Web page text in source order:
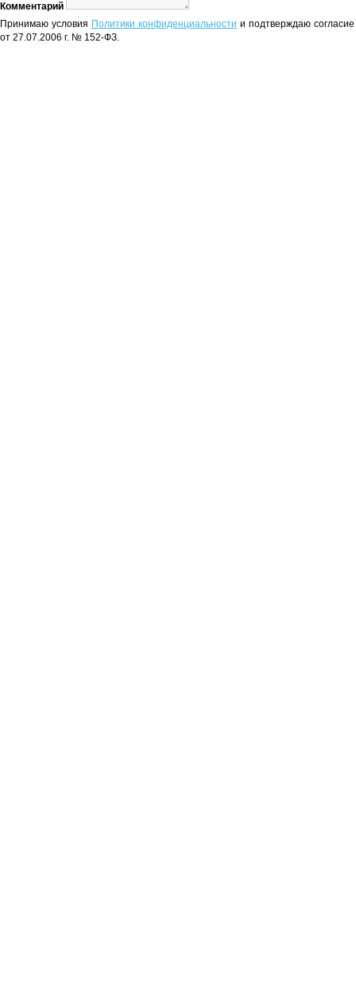
Комментарий
Принимаю условия Политики конфиденциальности и подтверждаю
от 27.07.2006 г. № 152-ФЗ.